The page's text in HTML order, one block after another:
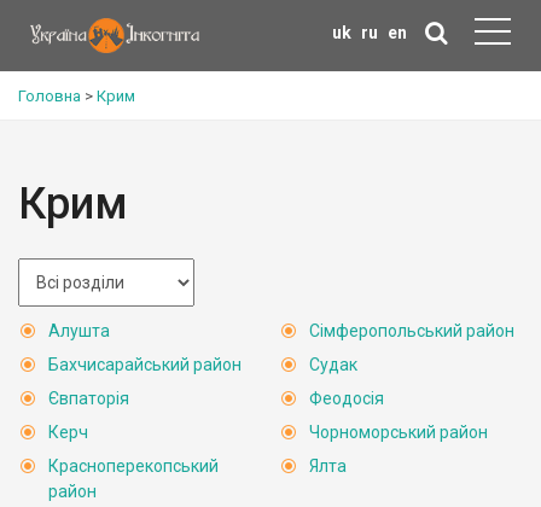
uk ru en
Головна > Крим
Крим
Алушта
Бахчисарайський район
Євпаторія
Керч
Красноперекопський
район
Сімферопольський район
Судак
Феодосія
Чорноморський район
Ялта